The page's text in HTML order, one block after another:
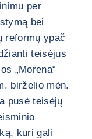
per
bei
reformų ypač
teisėjus
„Morena“
birželio mėn.
pusė teisėjų
kuri gali